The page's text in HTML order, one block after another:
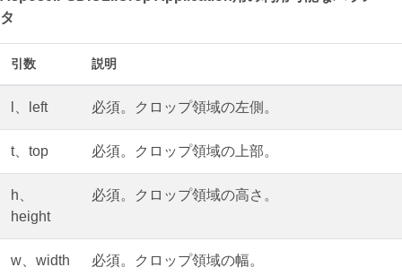
タ
引数 説明
l、left 必須。クロップ領域の左側。
t、top 必須。クロップ領域の上部。
h、
height
必須。クロップ領域の高さ。
w、width 必須。クロップ領域の幅。